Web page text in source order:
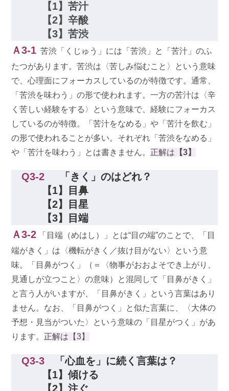
【1】苦汁
【2】辛酸
【3】苦渋
Ａ3-1苦渋「くじゅう」には「苦渋」と「苦汁」のふ
たつがあります。苦渋は〈苦しみ悩むこと〉という意味
で、心理面にフォーカスしているのが特徴です。通常、
「苦渋を味わう」の形で使われます。一方の苦汁は〈辛
く苦しい経験をする〉という意味で、経験にフォーカス
しているのが特徴。「苦汁をなめる」や「苦汁を飲む」
の形で使われることが多い。それぞれ「苦渋をなめる」
や「苦汁を味わう」とは書きません。 正解は 【3】
Q3-2
「きく」のはどれ？
【1】目鼻
【2】目星
【3】目端
Ａ3-2「目端（めはし）」とは“目の端”のことで、「目
端がきく」は〈機転がきく／抜け目がない〉という意
味。「目鼻がつく」（＝〈物事がおおよそでき上がり、
見通しが立つこと〉の意味）と混同して「目鼻がきく」
と言う人がいますが、「目鼻がきく」という言葉はあり
ません。なお、「目鼻がつく」と似た言葉に、〈大体の
予想・見当がついた〉という意味の「目星がつく」があ
ります。 正解は【3】
Q3-3
「心血を」に続く言葉は？
【1】傾ける
【2】注ぐ